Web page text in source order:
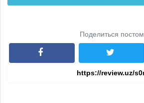
Поделиться постом